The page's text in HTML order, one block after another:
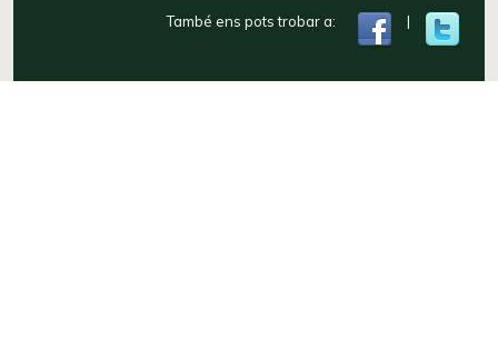
També ens pots trobar a: |